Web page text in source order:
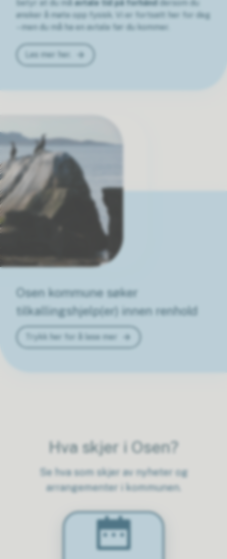
betyr at du må avtale tid på forhånd dersom du
ønsker å møte opp fysisk. Vi er fortsatt her for deg
– men du må ha en avtale før du kommer.
Les mer her.
Osen kommune søker
tilkallingshjelp(er) innen renhold
Trykk her for å lese mer
Hva skjer i Osen?
Se hva som skjer av nyheter og
arrangementer i kommunen.